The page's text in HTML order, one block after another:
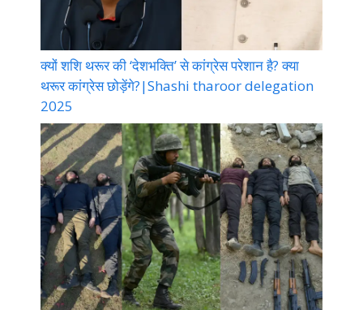
क्यों शशि थरूर की ‘देशभक्ति’ से कांग्रेस परेशान है? क्या
थरूर कांग्रेस छोड़ेंगे?|Shashi tharoor delegation
2025